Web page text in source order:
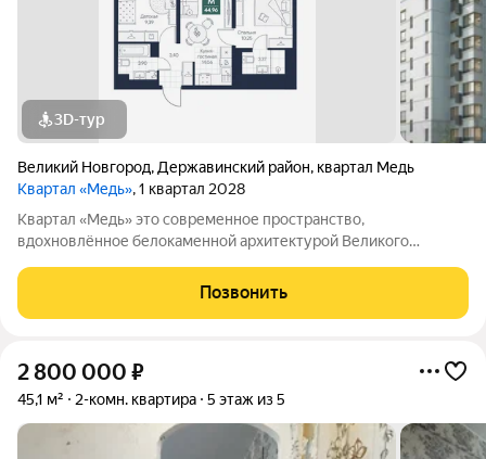
3D-тур
Великий Новгород, Державинский район, квартал Медь
Квартал «Медь», 1 квартал 2028
Квартал «Медь» это современное пространство,
вдохновлённое белокаменной архитектурой Великого
города элементов: из меди новгородские мастера отливали
колокола и украшения, а в зодчестве ценились
Позвонить
2 800 000 ₽
45,1 м² 2-комн. квартира 5 этаж из 5